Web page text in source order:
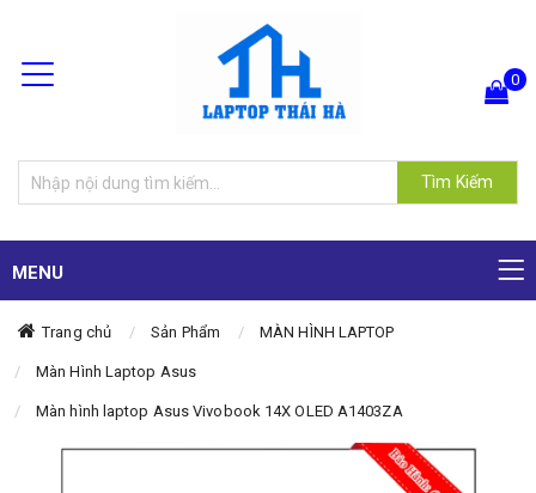
Tìm Kiếm
0
MENU
Trang chủ Sản Phẩm MÀN HÌNH LAPTOP
Màn Hình Laptop Asus
Màn hình laptop Asus Vivobook 14X OLED A1403ZA